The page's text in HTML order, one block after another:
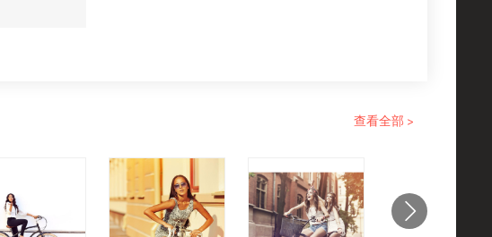
查看全部 >